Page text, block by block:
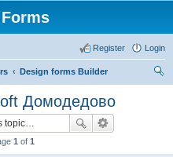
Login
Register
Design forms Builder
Домодедово
1 of 1